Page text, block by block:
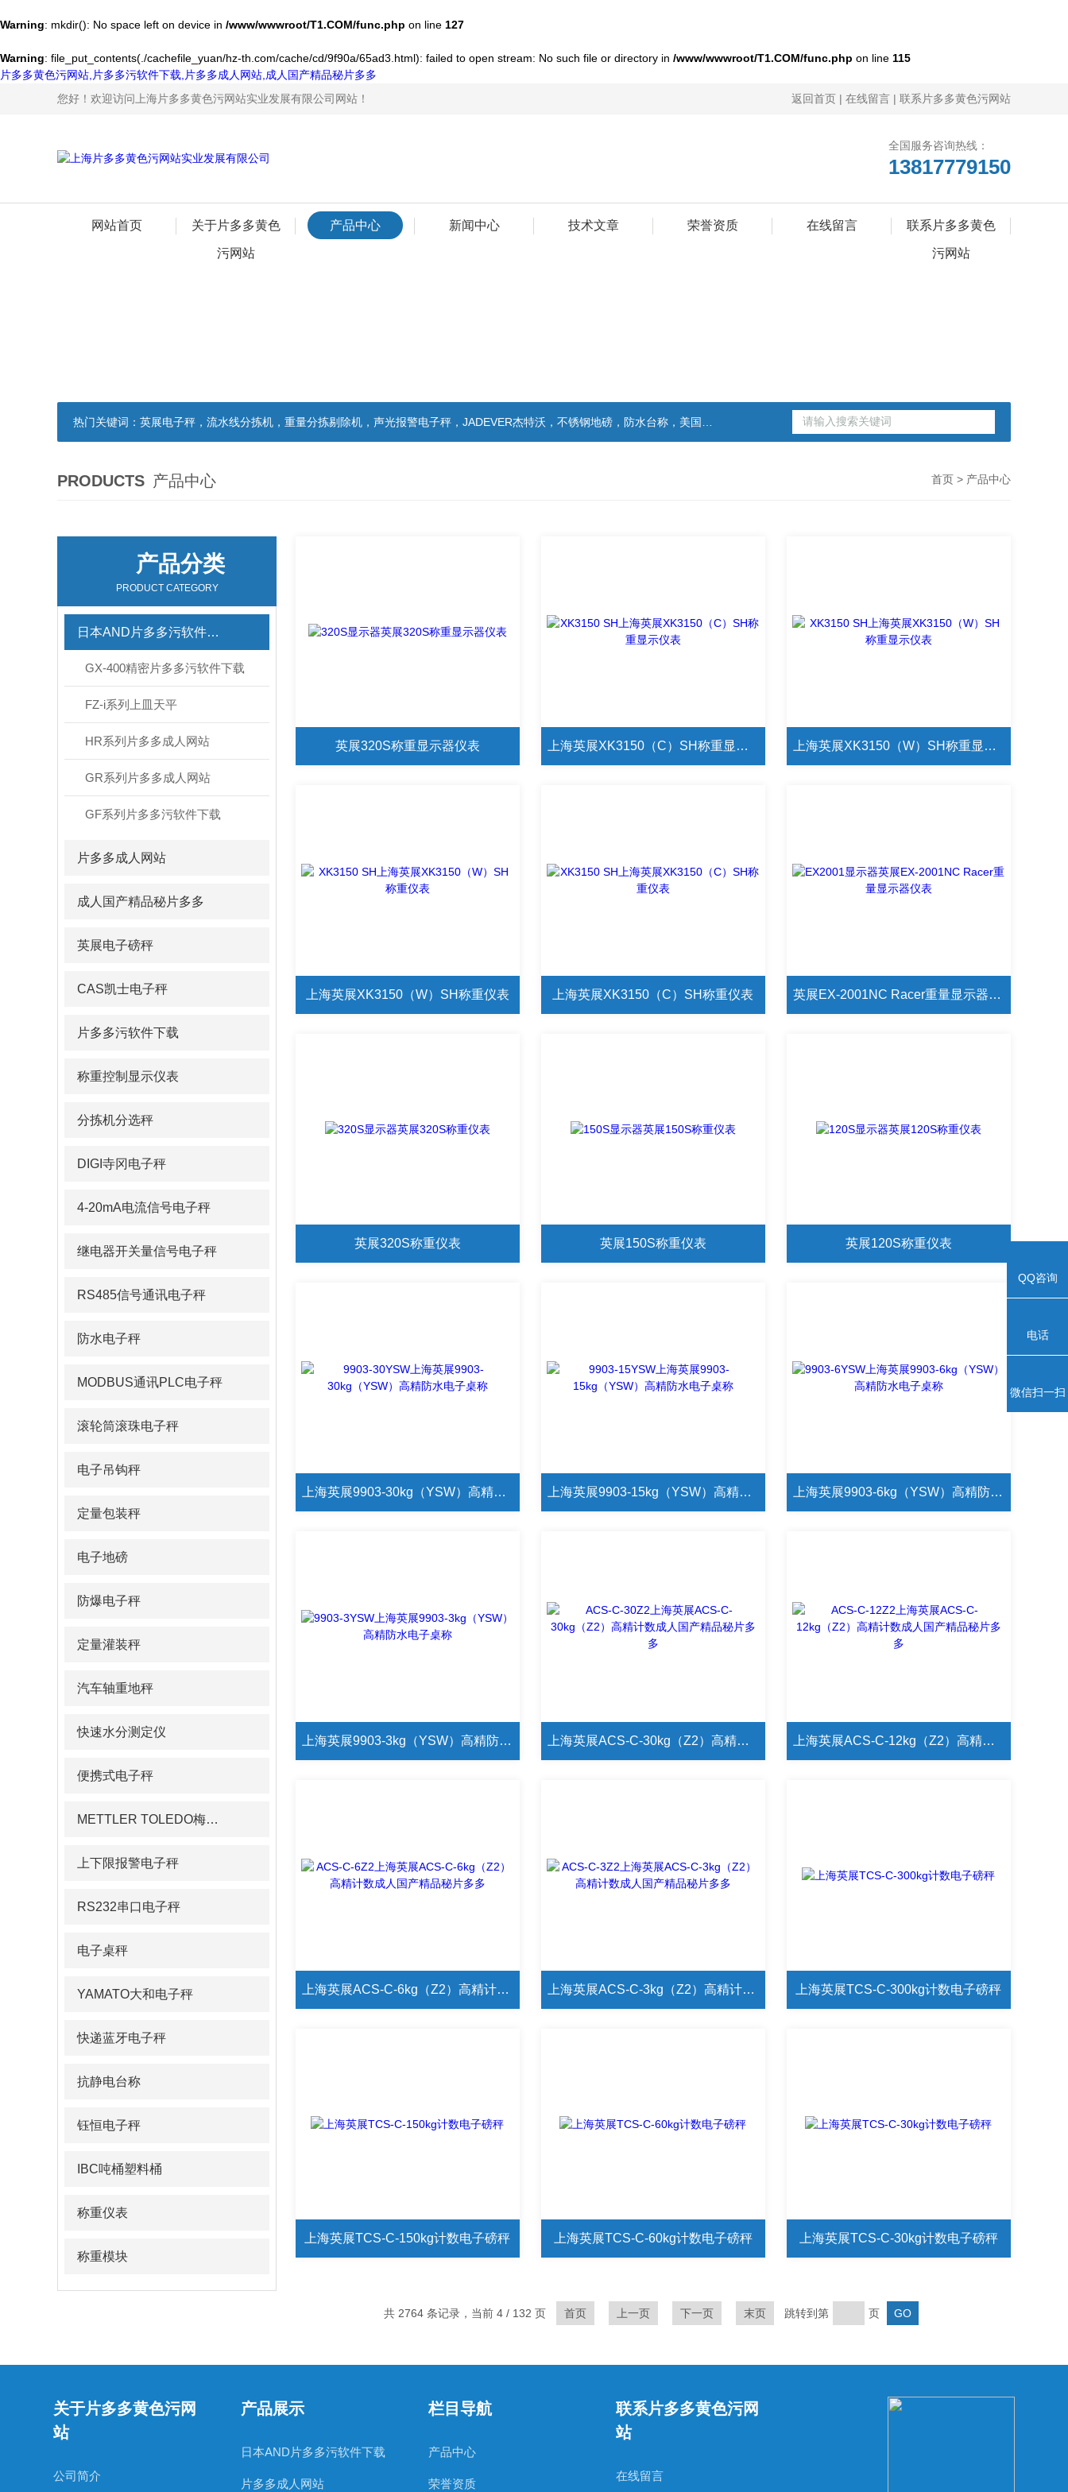
Warning: mkdir(): No space left on device in /www/wwwroot/T1.COM/func.php on line 127
Warning: file_put_contents(./cachefile_yuan/hz-th.com/cache/cd/9f90a/65ad3.html): failed to open stream: No such file or directory in /www/wwwroot/T1.COM/func.php on line 115
片多多黄色污网站,片多多污软件下载,片多多成人网站,成人国产精品秘片多多
您好！欢迎访问上海片多多黄色污网站实业发展有限公司网站！
返回首页 | 在线留言 | 联系片多多黄色污网站
全国服务咨询热线：
13817779150
网站首页 关于片多多黄色
污网站
产品中心 新闻中心 技术文章 荣誉资质 在线留言 联系片多多黄色
污网站
热门关键词： 英展电子秤，流水线分拣机，重量分拣剔除机，声光报警电子秤，JADEVER杰特沃，不锈钢地磅，防水台称，美国双杰天平，报警电子称
PRODUCTS 产品中心 首页 > 产品中心
产品分类
PRODUCT CATEGORY
日本AND片多多污软件下载
GX-400精密片多多污软件下载
FZ-i系列上皿天平
HR系列片多多成人网站
GR系列片多多成人网站
GF系列片多多污软件下载
片多多成人网站
成人国产精品秘片多多
英展电子磅秤
CAS凯士电子秤
片多多污软件下载
称重控制显示仪表
分拣机分选秤
DIGI寺冈电子秤
4-20mA电流信号电子秤
继电器开关量信号电子秤
RS485信号通讯电子秤
防水电子秤
MODBUS通讯PLC电子秤
滚轮筒滚珠电子秤
电子吊钩秤
定量包装秤
电子地磅
防爆电子秤
定量灌装秤
汽车轴重地秤
快速水分测定仪
便携式电子秤
METTLER TOLEDO梅特勒pH计/电导率仪
上下限报警电子秤
RS232串口电子秤
电子桌秤
YAMATO大和电子秤
快递蓝牙电子秤
抗静电台称
钰恒电子秤
IBC吨桶塑料桶
称重仪表
称重模块
英展320S称重显示器仪表 上海英展XK3150（C）SH称重显示仪表 上海英展XK3150（W）SH称重显示仪表
上海英展XK3150（W）SH称重仪表 上海英展XK3150（C）SH称重仪表 英展EX-2001NC Racer重量显示器仪表
英展320S称重仪表 英展150S称重仪表 英展120S称重仪表
上海英展9903-30kg（YSW）高精防水电子桌称 上海英展9903-15kg（YSW）高精防水电子桌称 上海英展9903-6kg（YSW）高精防水电子桌称
上海英展9903-3kg（YSW）高精防水电子桌称 上海英展ACS-C-30kg（Z2）高精计数成人国产精品秘片多多 上海英展ACS-C-12kg（Z2）高精计数成人国产精品秘片多多
上海英展ACS-C-6kg（Z2）高精计数成人国产精品秘片多多 上海英展ACS-C-3kg（Z2）高精计数成人国产精品秘片多多 上海英展TCS-C-300kg计数电子磅秤
上海英展TCS-C-150kg计数电子磅秤 上海英展TCS-C-60kg计数电子磅秤 上海英展TCS-C-30kg计数电子磅秤
共 2764 条记录，当前 4 / 132 页 首页 上一页 下一页 末页 跳转到第 页
关于片多多黄色污网
站
公司简介
产品展示
日本AND片多多污软件下载
片多多成人网站
栏目导航
产品中心
荣誉资质
联系片多多黄色污网
站
在线留言
QQ咨询
电话
微信扫一扫